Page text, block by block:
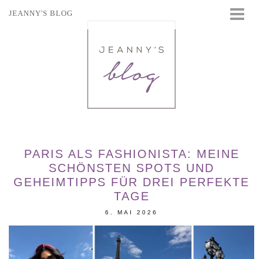
JEANNY'S BLOG
PARIS ALS FASHIONISTA: MEINE
SCHÖNSTEN SPOTS UND
GEHEIMTIPPS FÜR DREI PERFEKTE
TAGE
6. MAI 2026